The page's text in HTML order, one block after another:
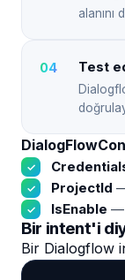
Test
ProjectId
IsEnable —
Bir intent'i
Bir Dialogflow